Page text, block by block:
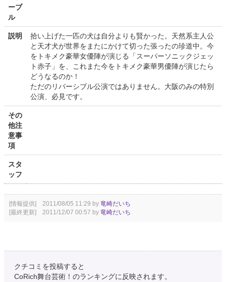
ーブ
ル
説明
拾い上げた一匹の犬は自分よりも賢かった。天然系主人公
と天才犬が世界をまたにかけて切った張ったの珍道中。今
をトキメク豪華女優陣が演じる「スーパーソニックジェッ
ト赤子」を、これまた今をトキメク豪華男優陣が演じたら
どうなるのか！
ただのリバーシブル公演ではありません。大阪のみの特別
公演、必見です。
その
他注
意事
項
スタ
ッフ
[情報提供] 2011/08/05 11:29 by 竜崎だいち
[最終更新] 2011/12/07 00:57 by 竜崎だいち
クチコミを投稿すると
CoRich舞台芸術！のランキングに反映されます。